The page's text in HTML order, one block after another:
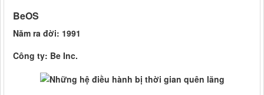
BeOS
Năm ra đời: 1991
Công ty: Be Inc.